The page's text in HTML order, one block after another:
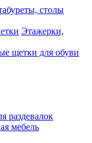
столы
Этажерки,
щетки для обуви
раздевалок
мебель